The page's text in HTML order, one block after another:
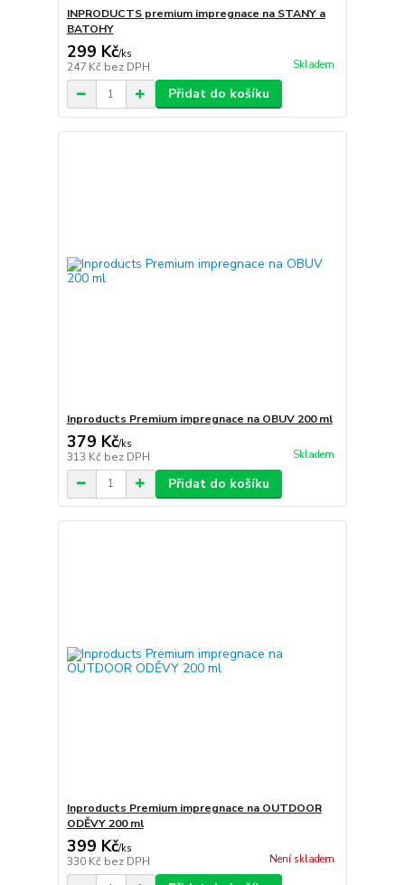
INPRODUCTS premium impregnace na STANY a
BATOHY
299 Kč/ks
247 Kč bez DPH Skladem
Přidat do košíku
Inproducts Premium impregnace na OBUV 200 ml
379 Kč/ks
313 Kč bez DPH Skladem
Přidat do košíku
Inproducts Premium impregnace na OUTDOOR
ODĚVY 200 ml
399 Kč/ks
330 Kč bez DPH Není skladem